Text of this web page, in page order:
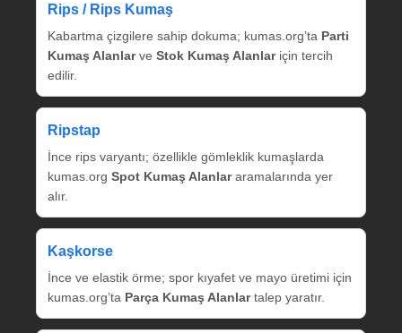
Rips / Rips Kumaş
Kabartma çizgilere sahip dokuma; kumas.org’ta Parti
Kumaş Alanlarve Stok Kumaş Alanlariçin tercih
edilir.
Ripstap
İnce rips varyantı; özellikle gömleklik kumaşlarda
kumas.org Spot Kumaş Alanlararamalarında yer
alır.
Kaşkorse
İnce ve elastik örme; spor kıyafet ve mayo üretimi için
kumas.org’ta Parça Kumaş Alanlartalep yaratır.